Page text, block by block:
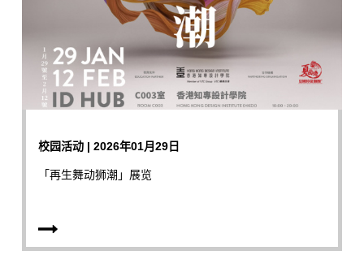
校园活动 | 2026年01月29日
「再生舞动狮潮」展览